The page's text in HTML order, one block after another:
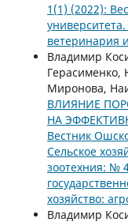
1(1) (2022):
ветеринария
Владимир
Миронова,
ВЛИЯНИЕ
НА
Вестник
Сельское
зоотехния: №
хозяйство:
Владимир